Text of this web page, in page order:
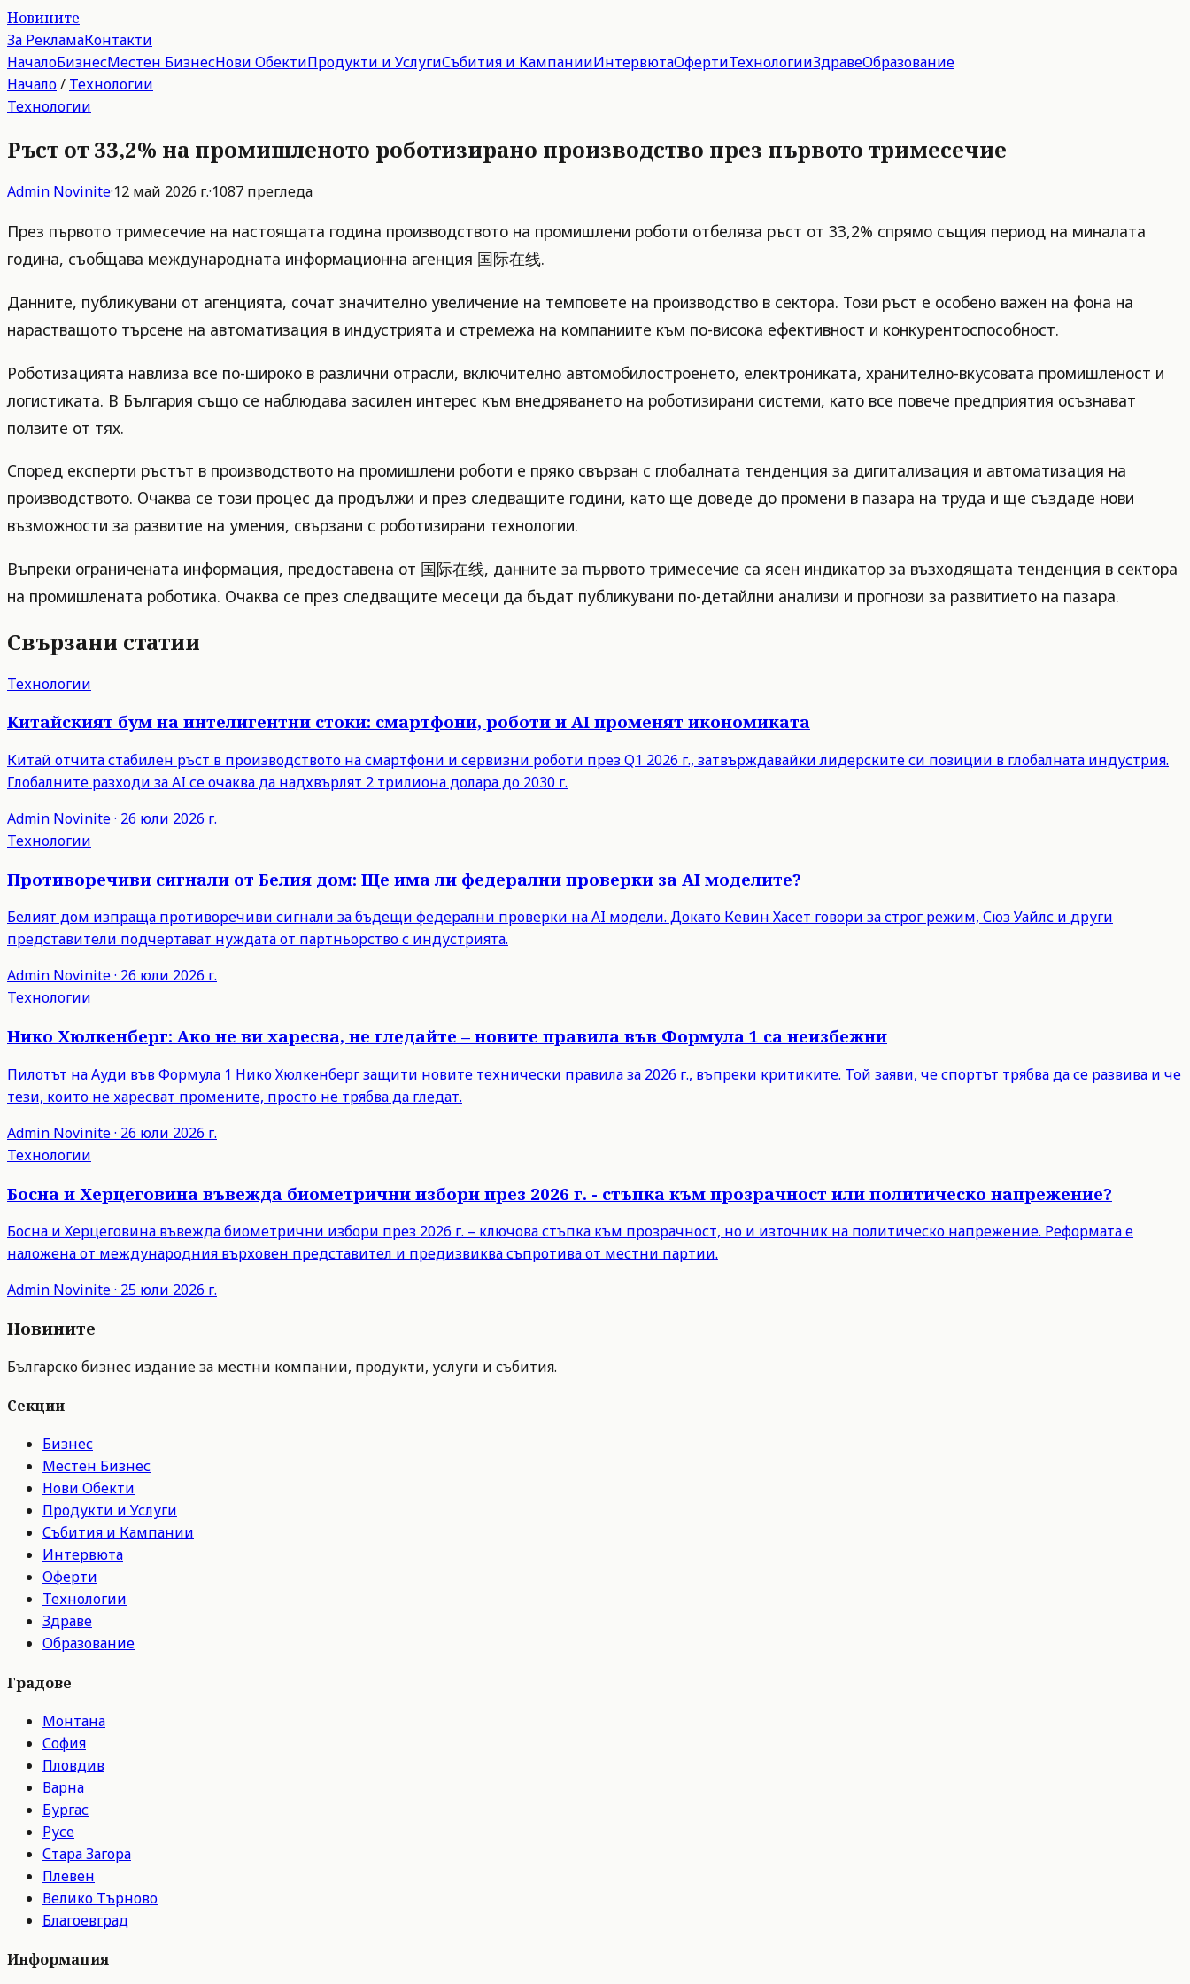
Новините
За РекламаКонтакти
НачалоБизнесМестен БизнесНови ОбектиПродукти и УслугиСъбития и КампанииИнтервютаОфертиТехнологииЗдравеОбразование
Начало/ Технологии
Технологии
Ръст от 33,2% на промишленото роботизирано производство през първото тримесечие
Admin Novinite·12 май 2026 г.·1087 прегледа
През първото тримесечие на настоящата година производството на промишлени роботи отбеляза ръст от 33,2% спрямо същия период на миналата
година, съобщава международната информационна агенция 国际在线.
Данните, публикувани от агенцията, сочат значително увеличение на темповете на производство в сектора. Този ръст е особено важен на фона на
нарастващото търсене на автоматизация в индустрията и стремежа на компаниите към по-висока ефективност и конкурентоспособност.
Роботизацията навлиза все по-широко в различни отрасли, включително автомобилостроенето, електрониката, хранително-вкусовата промишленост и
логистиката. В България също се наблюдава засилен интерес към внедряването на роботизирани системи, като все повече предприятия осъзнават
ползите от тях.
Според експерти ръстът в производството на промишлени роботи е пряко свързан с глобалната тенденция за дигитализация и автоматизация на
производството. Очаква се този процес да продължи и през следващите години, като ще доведе до промени в пазара на труда и ще създаде нови
възможности за развитие на умения, свързани с роботизирани технологии.
Въпреки ограничената информация, предоставена от 国际在线, данните за първото тримесечие са ясен индикатор за възходящата тенденция в сектора
на промишлената роботика. Очаква се през следващите месеци да бъдат публикувани по-детайлни анализи и прогнози за развитието на пазара.
Свързани статии
Технологии
Китайският бум на интелигентни стоки: смартфони, роботи и AI променят икономиката
Китай отчита стабилен ръст в производството на смартфони и сервизни роботи през Q1 2026 г., затвърждавайки лидерските си позиции в глобалната индустрия.
Глобалните разходи за AI се очаква да надхвърлят 2 трилиона долара до 2030 г.
Admin Novinite· 26 юли 2026 г.
Технологии
Противоречиви сигнали от Белия дом: Ще има ли федерални проверки за AI моделите?
Белият дом изпраща противоречиви сигнали за бъдещи федерални проверки на AI модели. Докато Кевин Хасет говори за строг режим, Сюз Уайлс и други
представители подчертават нуждата от партньорство с индустрията.
Admin Novinite· 26 юли 2026 г.
Технологии
Нико Хюлкенберг: Ако не ви харесва, не гледайте – новите правила във Формула 1 са неизбежни
Пилотът на Ауди във Формула 1 Нико Хюлкенберг защити новите технически правила за 2026 г., въпреки критиките. Той заяви, че спортът трябва да се развива и че
тези, които не харесват промените, просто не трябва да гледат.
Admin Novinite· 26 юли 2026 г.
Технологии
Босна и Херцеговина въвежда биометрични избори през 2026 г. - стъпка към прозрачност или политическо напрежение?
Босна и Херцеговина въвежда биометрични избори през 2026 г. – ключова стъпка към прозрачност, но и източник на политическо напрежение. Реформата е
наложена от международния върховен представител и предизвиква съпротива от местни партии.
Admin Novinite· 25 юли 2026 г.
Новините
Българско бизнес издание за местни компании, продукти, услуги и събития.
Секции
Бизнес
Местен Бизнес
Нови Обекти
Продукти и Услуги
Събития и Кампании
Интервюта
Оферти
Технологии
Здраве
Образование
Градове
Монтана
София
Пловдив
Варна
Бургас
Русе
Стара Загора
Плевен
Велико Търново
Благоевград
Информация